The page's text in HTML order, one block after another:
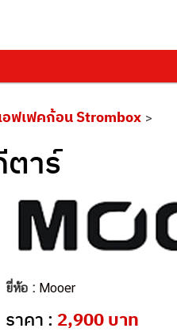
อฟเฟคก้อน Strombox >
าร์
ยี่ห้อ : Mooer
ราคา : 2,900 บาท